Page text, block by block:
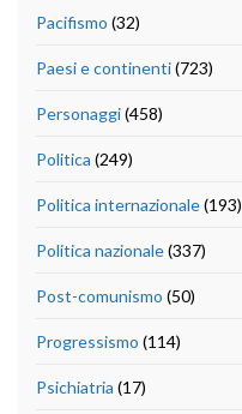
Pacifismo (32)
Paesi e continenti(723)
Personaggi(458)
Politica (249)
Politica internazionale(193)
Politica nazionale(337)
Post-comunismo (50)
Progressismo (114)
Psichiatria (17)